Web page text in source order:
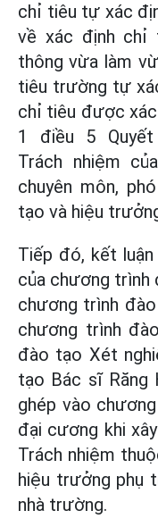
chỉ tiêu tự xác
về xác định chỉ
thông vừa làm
tiêu trường tự
chỉ tiêu được
1 điều 5 Quyết
Trách nhiệm
chuyên môn,
tạo và hiệu
Tiếp đó, kết
của chương trình
chương trình
chương trình
đào tạo Xét
tạo Bác sĩ
ghép vào
đại cương khi
Trách nhiệm
hiệu trưởng phụ
nhà trường.